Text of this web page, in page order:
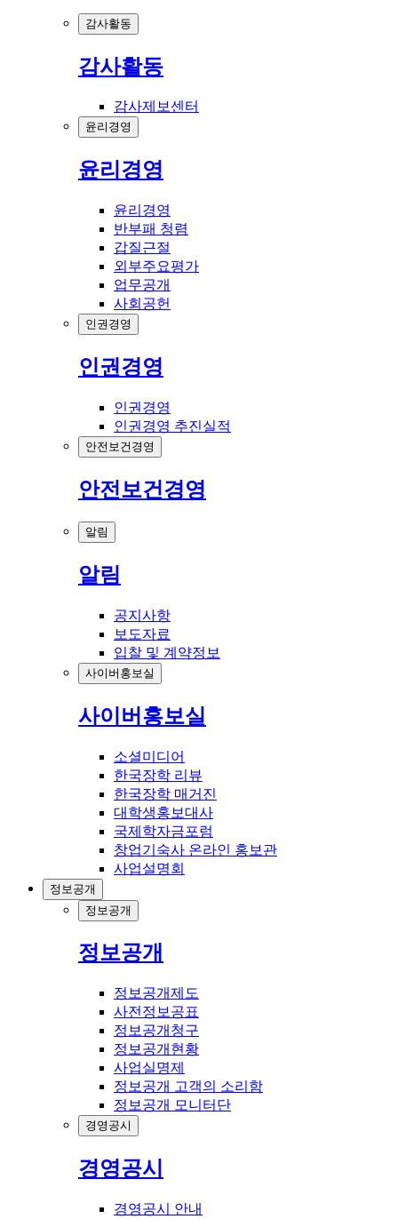
감사활동
감사활동
감사제보센터
윤리경영
윤리경영
윤리경영
반부패 청렴
갑질근절
외부주요평가
업무공개
사회공헌
인권경영
인권경영
인권경영
인권경영 추진실적
안전보건경영
안전보건경영
알림
알림
공지사항
보도자료
입찰 및 계약정보
사이버홍보실
사이버홍보실
소셜미디어
한국장학 리뷰
한국장학 매거진
대학생홍보대사
국제학자금포럼
창업기숙사 온라인 홍보관
사업설명회
정보공개
정보공개
정보공개
정보공개제도
사전정보공표
정보공개청구
정보공개현황
사업실명제
정보공개 고객의 소리함
정보공개 모니터단
경영공시
경영공시
경영공시 안내